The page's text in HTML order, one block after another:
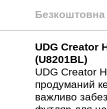
Безкоштовна
UDG Creator
(U8201BL)
UDG Creator
продуманий
важливо